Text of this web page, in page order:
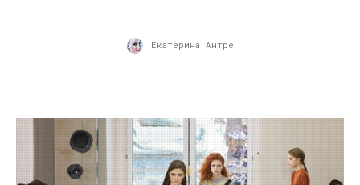
Екатерина Антре